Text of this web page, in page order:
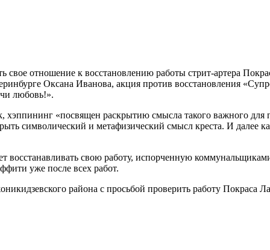
свое отношение к восстановлению работы стрит-артера
Оксана Иванова, акция против восстановления
любовь!».
«посвящен раскрытию смысла такого важного для
символический и метафизический смысл креста. И далее
восстанавливать свою работу, испорченную
уже после всех работ.
района с просьбой проверить работу Покраса